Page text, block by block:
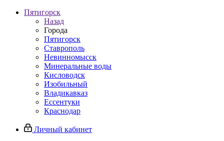
Пятигорск
Назад
Города
Пятигорск
Ставрополь
Невинномысск
Минеральные воды
Кисловодск
Изобильный
Владикавказ
Ессентуки
Краснодар
Личный кабинет